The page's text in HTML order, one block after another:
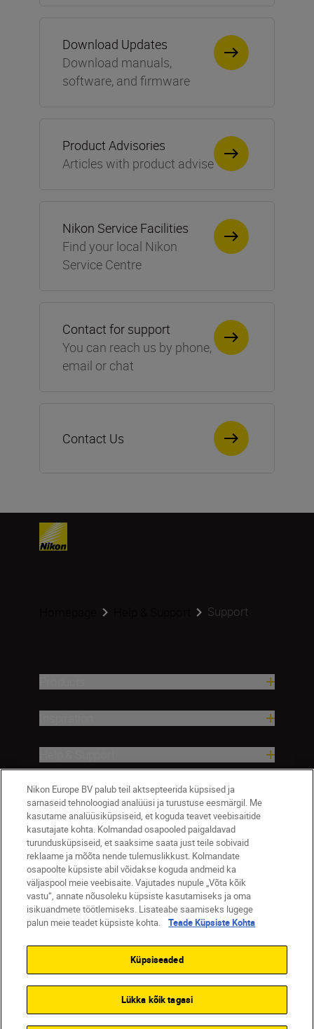
Download Updates
Download manuals,
software, and firmware
Product Advisories
Articles with product advise
Nikon Service Facilities
Find your local Nikon
Service Centre
Contact for support
You can reach us by phone,
email or chat
Contact Us
Support
Company
Eesti Nikon Sites
Contact Us Privacy Notice
Terms of Use
Cookie Settings
Nikon Europe BV palub teil aktsepteerida küpsised ja
sarnaseid tehnoloogiad analüüsi ja turustuse eesmärgil. Me
kasutame analüüsiküpsiseid, et koguda teavet veebisaitide
kasutajate kohta. Kolmandad osapooled paigaldavad
turundusküpsiseid, et saaksime saata just teile sobivaid
reklaame ja mõõta nende tulemuslikkust. Kolmandate
osapoolte küpsiste abil võidakse koguda andmeid ka
väljaspool meie veebisaite. Vajutades nupule „Võta kõik
vastu“, annate nõusoleku küpsiste kasutamiseks ja oma
isikuandmete töötlemiseks. Lisateabe saamiseks lugege
palun meie teadet küpsiste kohta.
Teade Küpsiste Kohta
Küpsiseaded
Lükka kõik tagasi